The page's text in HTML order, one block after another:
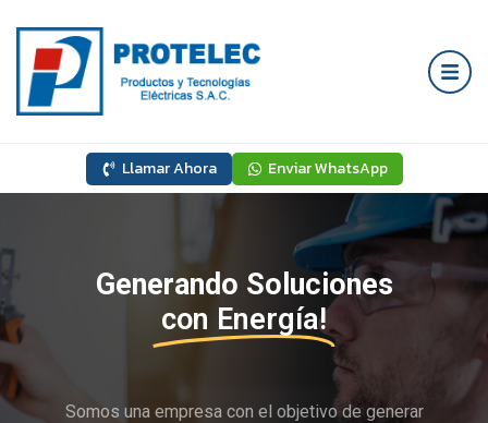
Llamar Ahora Enviar WhatsApp
Generando Soluciones
con Energía!
Somos una empresa con el objetivo de generar